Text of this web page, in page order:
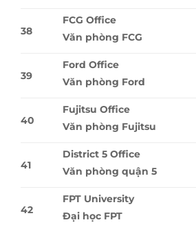
38
FCG Office
Văn phòng FCG
39
Ford Office
Văn phòng Ford
40
Fujitsu Office
Văn phòng Fujitsu
41
District 5 Office
Văn phòng quận 5
42
FPT University
Ðại học FPT